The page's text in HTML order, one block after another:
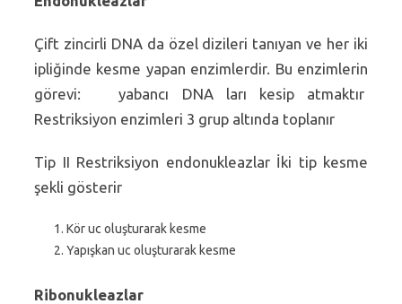
Çift zincirli DNA da özel dizileri tanıyan ve her iki
ipliğinde kesme yapan enzimlerdir. Bu enzimlerin
görevi: yabancı DNA ları kesip atmaktır
Restriksiyon enzimleri 3 grup altında toplanır
Tip II Restriksiyon endonukleazlar İki tip kesme
şekli gösterir
Kör uc oluşturarak kesme
Yapışkan uc oluşturarak kesme
Ribonukleazlar